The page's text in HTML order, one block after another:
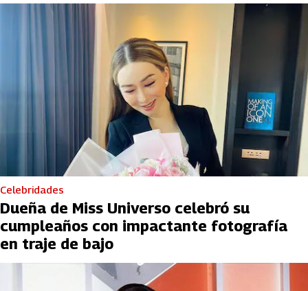
Celebridades
Dueña de Miss Universo celebró su
cumpleaños con impactante fotografía
en traje de bajo